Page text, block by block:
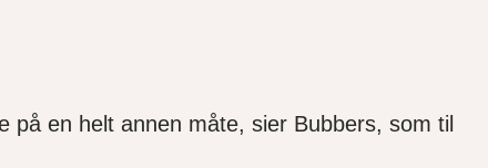
på en helt annen måte, sier Bubbers, som til